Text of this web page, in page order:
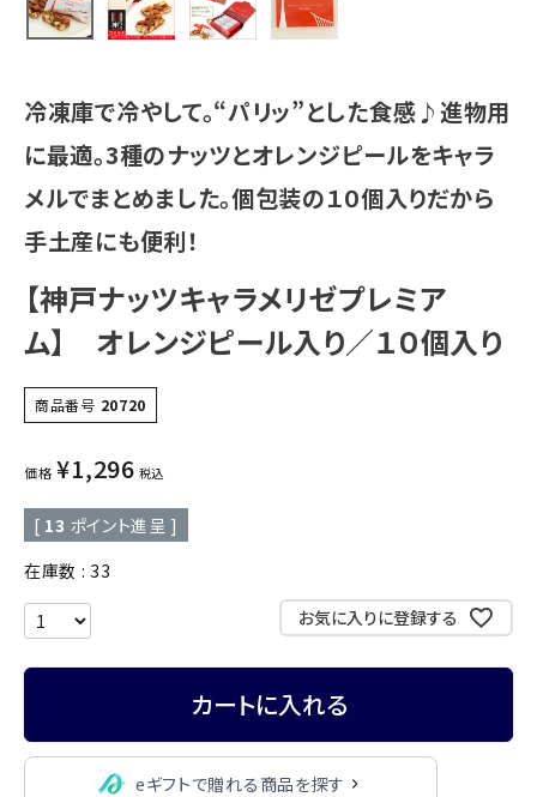
冷凍庫で冷やして。“パリッ”とした食感♪進物用
に最適。3種のナッツとオレンジピールをキャラ
メルでまとめました。個包装の１０個入りだから
手土産にも便利！
【神戸ナッツキャラメリゼプレミア
ム】 オレンジピール入り／１０個入り
商品番号 20720
価格 ¥1,296 税込
[ 13 ポイント進呈 ]
在庫数
33
お気に入りに登録する
カートに入れる
eギフトで贈れる商品を探す